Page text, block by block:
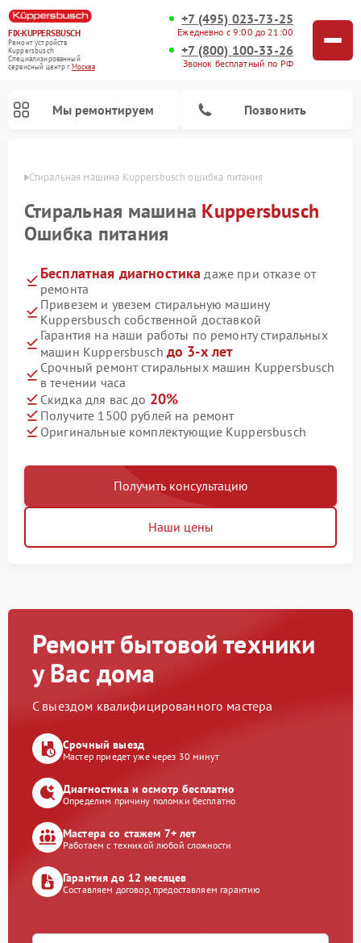
FIX-KUPPERSBUSCH
Ремонт устройств
Kuppersbusch
Специализированный
cервисный центр г.Москва
+7 (495) 023-73-25
Ежедневно с 9:00 до 21:00
+7 (800) 100-33-26
Звонок бесплатный по РФ
Мы ремонтируем Позвонить
Стиральная машина Kuppersbusch ошибка питания
Стиральная машина Kuppersbusch
Ошибка питания
Бесплатная диагностика даже при отказе от
ремонта
Привезем и увезем стиральную машину
Kuppersbusch собственной доставкой
Гарантия на наши работы по ремонту стиральных
машин Kuppersbusch до 3-х лет
Срочный ремонт стиральных машин Kuppersbusch
в течении часа
Скидка для вас до 20%
Получите 1500 рублей на ремонт
Оригинальные комплектующие Kuppersbusch
Получить консультацию
Наши цены
Ремонт бытовой техники
у Вас дома
С выездом квалифицированного мастера
Срочный выезд
Мастер приедет уже через 30 минут
Диагностика и осмотр бесплатно
Определим причину поломки бесплатно
Мастера со стажем 7+ лет
Работаем с техникой любой сложности
Гарантия до 12 месяцев
Составляем договор, предоставляем гарантию